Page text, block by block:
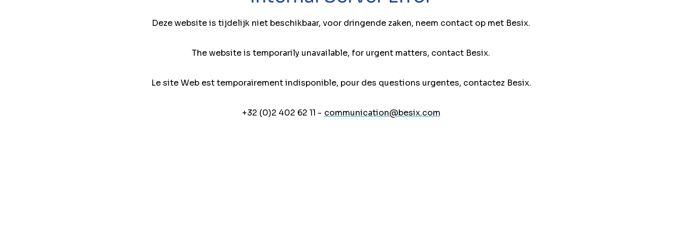
Deze website is tijdelijk niet beschikbaar, voor dringende zaken, neem contact op met Besix.
The website is temporarily unavailable, for urgent matters, contact Besix.
Le site Web est temporairement indisponible, pour des questions urgentes, contactez Besix.
+32 (0)2 402 62 11 - communication@besix.com